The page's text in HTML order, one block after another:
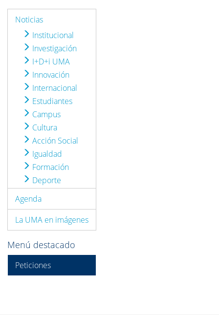
Noticias
Institucional
Investigación
I+D+i UMA
Innovación
Internacional
Estudiantes
Campus
Cultura
Acción Social
Igualdad
Formación
Deporte
Agenda
La UMA en imágenes
Menú destacado
Peticiones